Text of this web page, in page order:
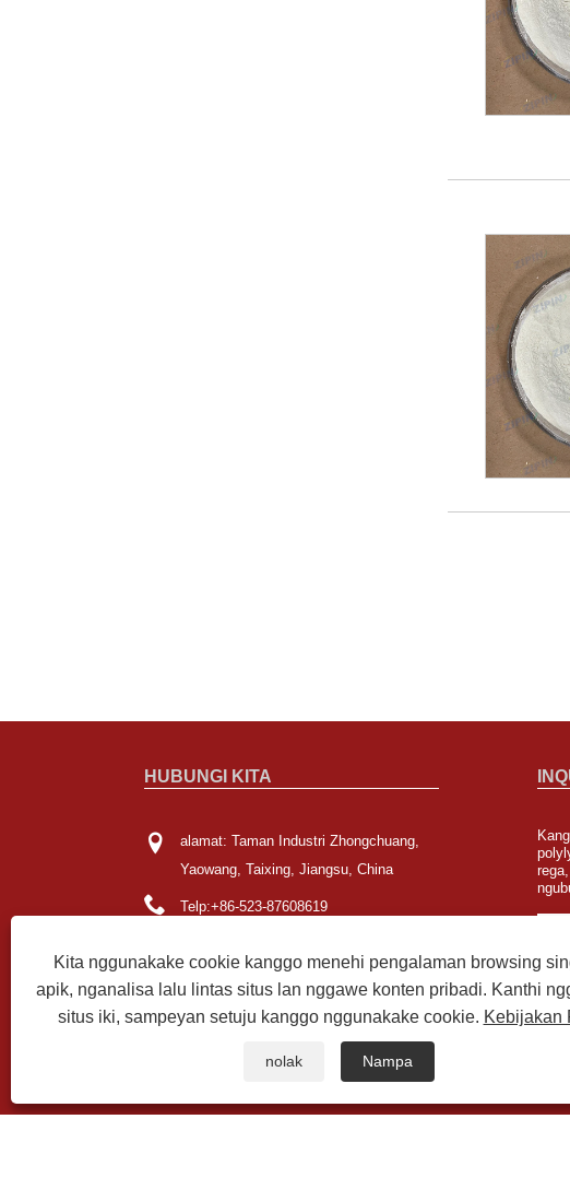
HUBUNGI KITA
alamat: Taman Industri Zhongchuang,
Yaowang, Taixing, Jiangsu, China
Telp:+86-523-87608619
Fax: +86-523-85980936
Kita nggunakake cookie kanggo menehi pengalaman browsing
apik, nganalisa lalu lintas situs lan nggawe konten pribadi. Kanthi
situs iki, sampeyan setuju kanggo nggunakake cookie. Kebijakan
nolak Nampa